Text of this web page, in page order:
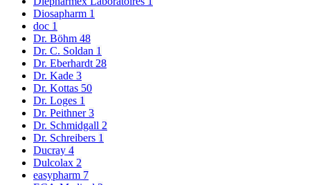
Diosapharm 1
doc 1
Dr. Böhm 48
Dr. C. Soldan 1
Dr. Eberhardt 28
Dr. Kade 3
Dr. Kottas 50
Dr. Loges 1
Dr. Peithner3
Dr. Schmidgall 2
Dr. Schreibers 1
Ducray 4
Dulcolax 2
easypharm 7